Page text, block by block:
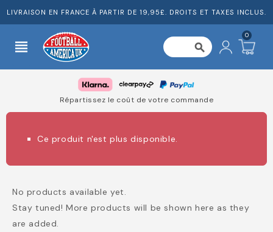
LIVRAISON EN FRANCE À PARTIR DE 19,95£. DROITS ET TAXES INCLUS.
view_headline search
0
Répartissez le coût de votre commande
Ce produit n'est plus disponible.
No products available yet.
Stay tuned! More products will be shown here as they
are added.